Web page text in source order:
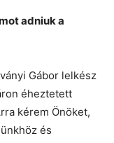
adniuk a
Gábor lelkész
éheztetett
kérem Önöket,
és